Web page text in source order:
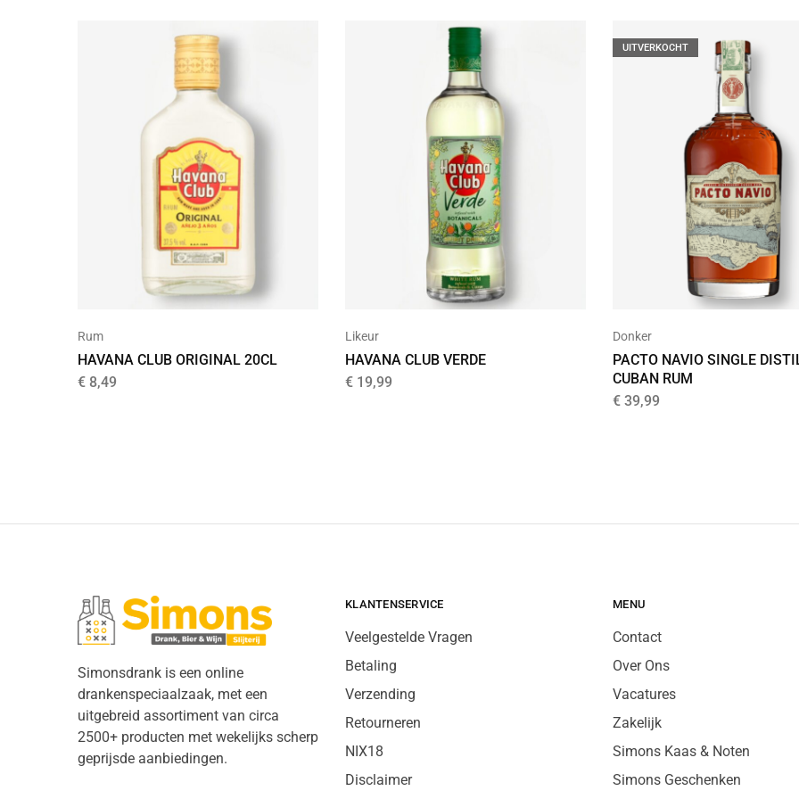
Rum
HAVANA CLUB ORIGINAL 20CL
€ 8,49
Likeur
HAVANA CLUB VERDE
€ 19,99
UITVERKOCHT
Donker
PACTO NAVIO SINGLE
CUBAN RUM
€ 39,99
Simonsdrank is een online
drankenspeciaalzaak, met een
uitgebreid assortiment van circa
2500+ producten met wekelijks scherp
geprijsde aanbiedingen.
KLANTENSERVICE
Veelgestelde Vragen
Betaling
Verzending
Retourneren
NIX18
Disclaimer
MENU
Contact
Over Ons
Vacatures
Zakelijk
Simons Kaas & Noten
Simons Geschenken